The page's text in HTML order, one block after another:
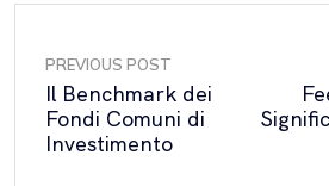
PREVIOUS POST
Il Benchmark dei
Fondi Comuni di
Investimento